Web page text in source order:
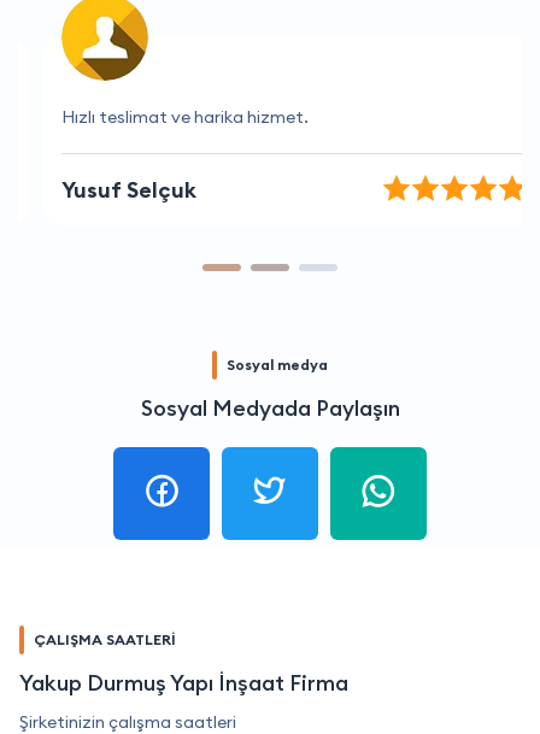
Hızlı teslimat ve harika hizmet.
Yusuf Selçuk
Sosyal medya
Sosyal Medyada Paylaşın
ÇALIŞMA SAATLERİ
Yakup Durmuş Yapı İnşaat Firma
Şirketinizin çalışma saatleri